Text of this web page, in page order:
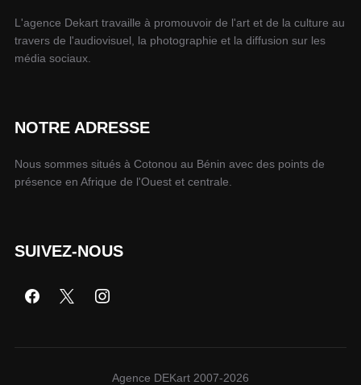
L'agence Dekart travaille à promouvoir de l'art et de la culture au
travers de l'audiovisuel, la photographie et la diffusion sur les
média sociaux.
NOTRE ADRESSE
Nous sommes situés à Cotonou au Bénin avec des points de
présence en Afrique de l'Ouest et centrale.
SUIVEZ-NOUS
Agence DEKart 2007-2026